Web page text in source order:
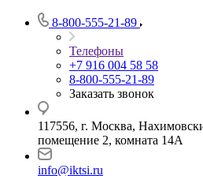
8-800-555-21-89
Телефоны
+7 916 004 58 58
8-800-555-21-89
Заказать звонок
117556, г. Москва,
помещение 2, комната 14А
info@iktsi.ru